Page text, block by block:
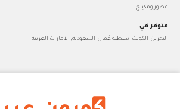
عطور ومكياج
متوفر في
البحرين, الكويت, سلطنة عُمان, السعودية, الامارات العربية